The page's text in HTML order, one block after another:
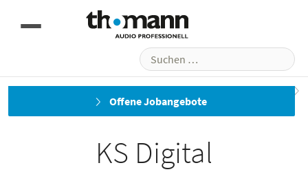
Offene Jobangebote
Kramer L-Acoustics
KS Digital